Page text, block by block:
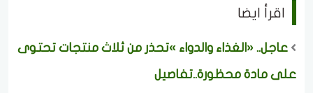
اقرأ ايضا
عاجل.. «الغذاء والدواء »تحذر من ثلاث منتجات تحتوى
على مادة محظورة..تفاصيل